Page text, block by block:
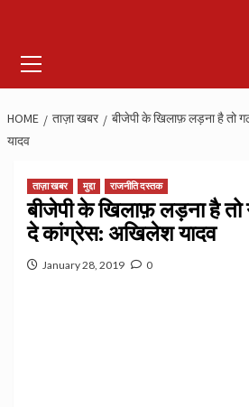
Menu
HOME ताज़ा खबर
बीजेपी के खिलाफ़ लड़ना है तो
यादव
ताज़ा खबर मुद्दा राजनीति दस्तक
बीजेपी के खिलाफ़ लड़ना है
दे कांग्रेस: अखिलेश यादव
January 28, 2019 0